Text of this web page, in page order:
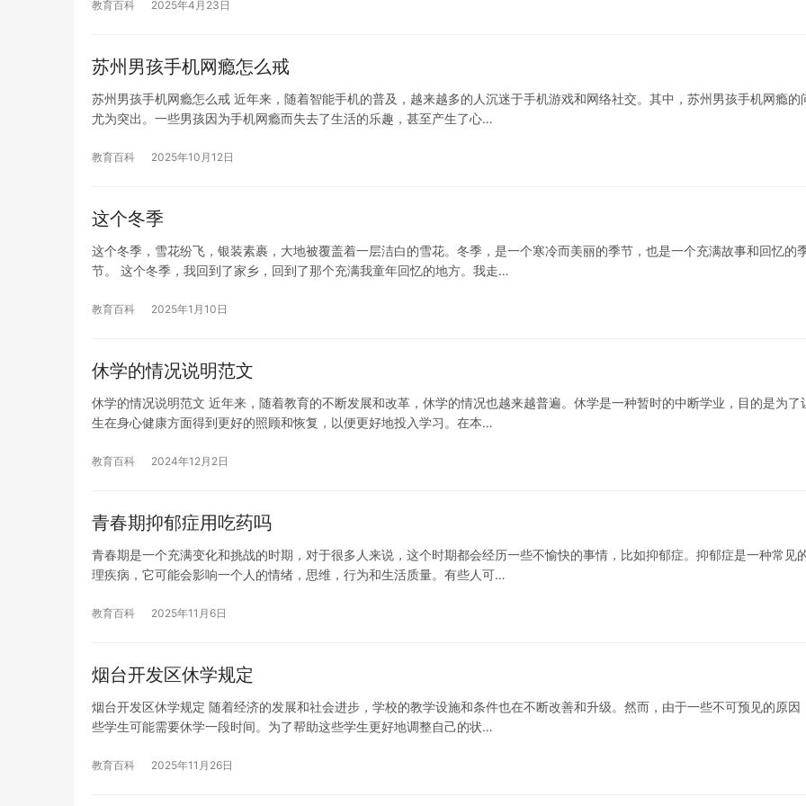
教育百科 2025年4月23日
苏州男孩手机网瘾怎么戒
苏州男孩手机网瘾怎么戒 近年来，随着智能手机的普及，越来越多的人沉迷于手机游戏和网络社交。其中，苏州男孩手机网瘾的
尤为突出。一些男孩因为手机网瘾而失去了生活的乐趣，甚至产生了心…
教育百科 2025年10月12日
这个冬季
这个冬季，雪花纷飞，银装素裹，大地被覆盖着一层洁白的雪花。冬季，是一个寒冷而美丽的季节，也是一个充满故事和回忆的
节。 这个冬季，我回到了家乡，回到了那个充满我童年回忆的地方。我走…
教育百科 2025年1月10日
休学的情况说明范文
休学的情况说明范文 近年来，随着教育的不断发展和改革，休学的情况也越来越普遍。休学是一种暂时的中断学业，目的是为了
生在身心健康方面得到更好的照顾和恢复，以便更好地投入学习。在本…
教育百科 2024年12月2日
青春期抑郁症用吃药吗
青春期是一个充满变化和挑战的时期，对于很多人来说，这个时期都会经历一些不愉快的事情，比如抑郁症。抑郁症是一种常见
理疾病，它可能会影响一个人的情绪，思维，行为和生活质量。有些人可…
教育百科 2025年11月6日
烟台开发区休学规定
烟台开发区休学规定 随着经济的发展和社会进步，学校的教学设施和条件也在不断改善和升级。然而，由于一些不可预见的原因
些学生可能需要休学一段时间。为了帮助这些学生更好地调整自己的状…
教育百科 2025年11月26日